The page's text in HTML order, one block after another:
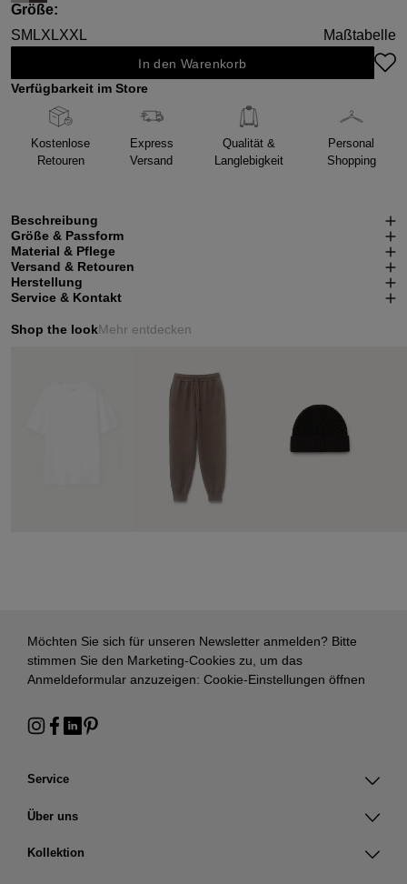
Größeauswählen
:
SM LXLXXL Maßtabelle
In den Warenkorb
Verfügbarkeit im Store
Kostenlose
Retouren
Express
Versand
Qualität &
Langlebigkeit
Personal
Shopping
Beschreibung
Größe & Passform
Material & Pflege
Versand & Retouren
Herstellung
Service & Kontakt
Shop the lookMehr entdecken
Service
Über uns
Kollektion
Möchten Sie sich für unseren Newsletter anmelden? Bitte
stimmen Sie den Marketing-Cookies zu, um das
Anmeldeformular anzuzeigen: Cookie-Einstellungen öffnen